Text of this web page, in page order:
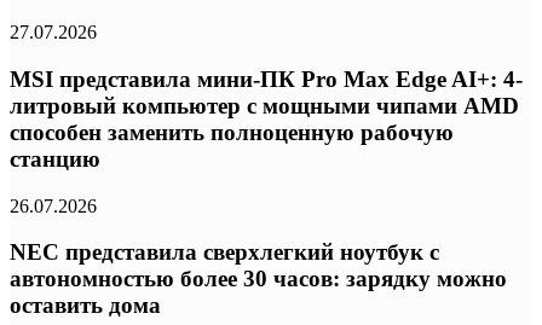
27.07.2026
MSI представила мини-ПК Pro Max Edge AI+: 4-
литровый компьютер с мощными чипами AMD
способен заменить полноценную рабочую
станцию
26.07.2026
NEC представила сверхлегкий ноутбук с
автономностью более 30 часов: зарядку можно
оставить дома